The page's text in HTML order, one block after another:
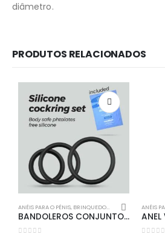
diâmetro.
PRODUTOS RELACIONADOS
ANÉIS PARA O PÉNIS, BRINQUEDOS SEXUAIS KITS,SEM
BANDOLEROS CONJUNTO DE ANÉIS DE SILICONE PARA O PÉNIS CRUSHIOUS
ANÉIS
Redes Sociais
Métodos de